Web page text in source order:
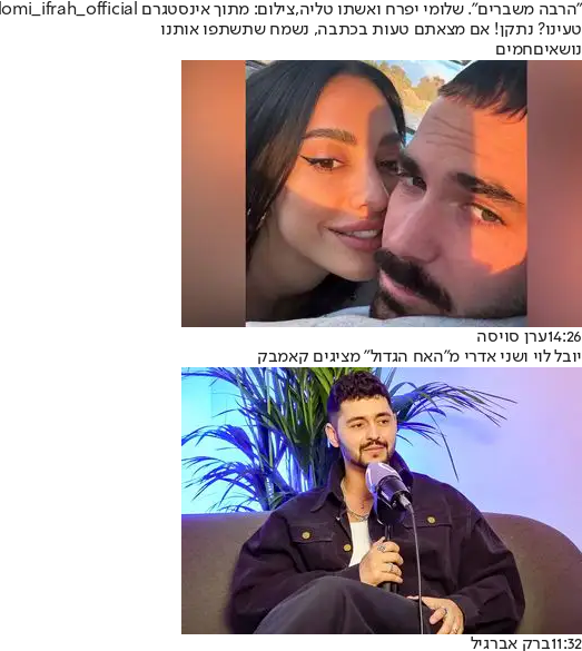
"הרבה משברים". שלומי יפרח ואשתו טליה,צילום: מתוך אינסטגרם shlomi_ifrah_official@
טעינו? נתקן! אם מצאתם טעות בכתבה, נשמח שתשתפו אותנו
נושאיםחמים
14:26ערן סויסה
יובל לוי ושני אדרי מ"האח הגדול" מציגים קאמבק
11:32ברק אברגיל